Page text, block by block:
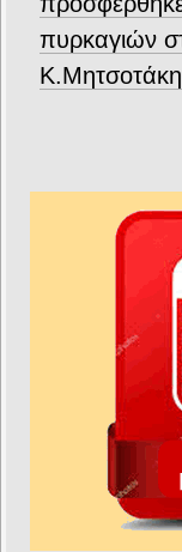
πυρκαγιών